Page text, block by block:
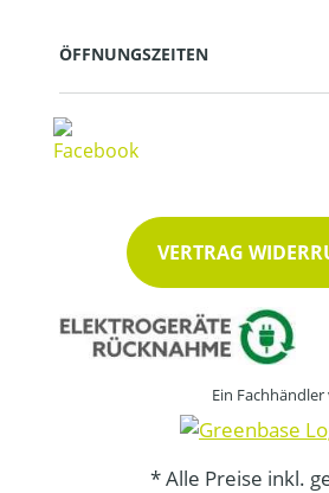
ÖFFNUNGSZEITEN
VERTRAG
Ein Fachhändler
* Alle Preise inkl.